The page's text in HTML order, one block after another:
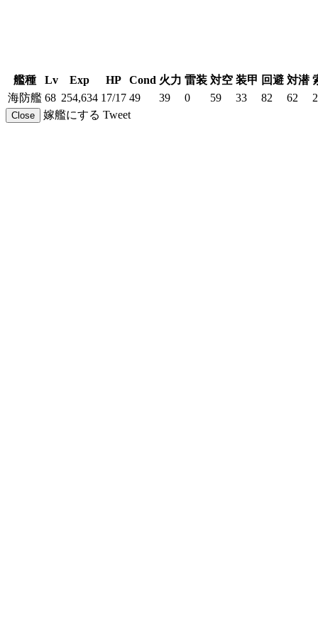
艦種 Lv Exp HP Cond 火力 雷装 対空 装甲 回避 対潜
海防艦 68 254,634 17/17 49 39 0 59 33 82 62
Close 嫁艦にする Tweet